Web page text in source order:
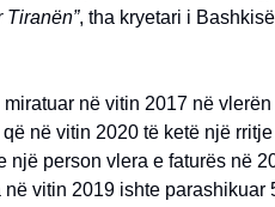
Tiranën”, tha kryetari i
në vitin 2017 në
në vitin 2020 të ketë një
një person vlera e faturës në
në vitin 2019 ishte parashikuar